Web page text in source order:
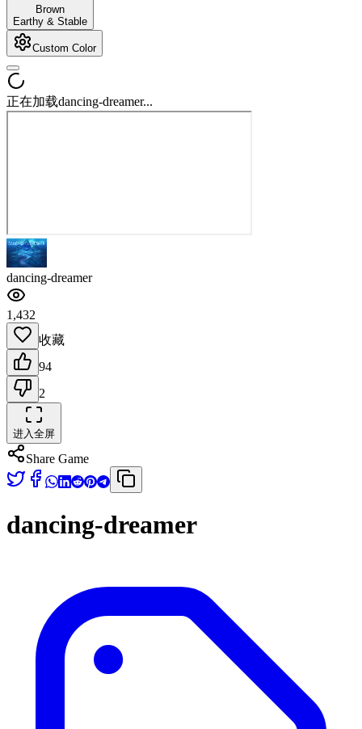
Brown
Earthy & Stable
Custom Color
正在加载dancing-dreamer...
dancing-dreamer
1,432
收藏
94
2
进入全屏
Share Game
dancing-dreamer